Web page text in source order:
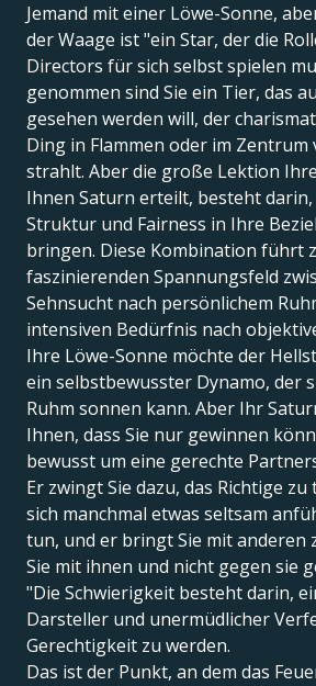
Jemand mit einer Löwe-Sonne,
der Waage ist "ein Star, der die
Directors für sich selbst spielen
genommen sind Sie ein Tier, das
gesehen werden will, der
Ding in Flammen oder im Zentrum
strahlt. Aber die große Lektion
Ihnen Saturn erteilt, besteht darin,
Struktur und Fairness in Ihre
bringen. Diese Kombination führt
faszinierenden Spannungsfeld
Sehnsucht nach persönlichem
intensiven Bedürfnis nach
Ihre Löwe-Sonne möchte der
ein selbstbewusster Dynamo, der
Ruhm sonnen kann. Aber Ihr
Ihnen, dass Sie nur gewinnen
bewusst um eine gerechte
Er zwingt Sie dazu, das Richtige zu
sich manchmal etwas seltsam
tun, und er bringt Sie mit anderen
Sie mit ihnen und nicht gegen sie
"Die Schwierigkeit besteht darin,
Darsteller und unermüdlicher
Gerechtigkeit zu werden.
Das ist der Punkt, an dem das